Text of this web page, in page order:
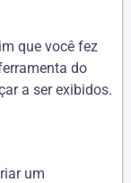
que você fez
do
a ser exibidos.
um